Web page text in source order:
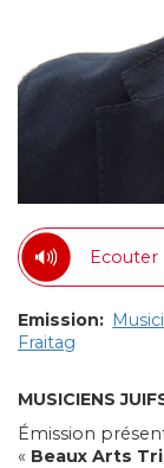
Ecouter
Emission:
Fraitag
MUSICIENS
Émission
« Beaux Arts